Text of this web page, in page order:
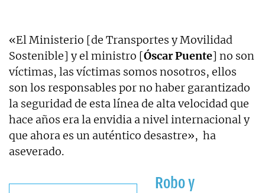
«El Ministerio [de Transportes y Movilidad
Sostenible] y el ministro [Óscar Puente] no son
víctimas, las víctimas somos nosotros, ellos
son los responsables por no haber garantizado
la seguridad de esta línea de alta velocidad que
hace años era la envidia a nivel internacional y
que ahora es un auténtico desastre», ha
aseverado.
Robo y